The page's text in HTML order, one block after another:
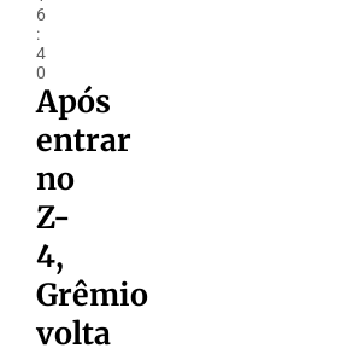
6
:
4
0
Após
entrar
no
Z-
4,
Grêmio
volta